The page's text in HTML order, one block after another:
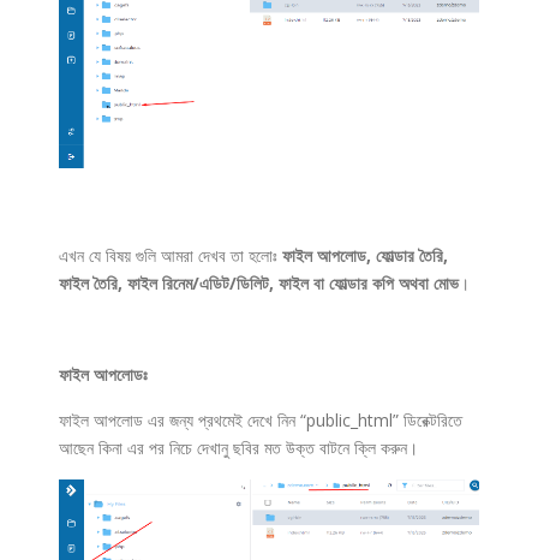
এখন যে বিষয় গুলি আমরা দেখব তা হলোঃ ফাইল আপলোড, ফোল্ডার তৈরি,
ফাইল তৈরি, ফাইল রিনেম/এডিট/ডিলিট, ফাইল বা ফোল্ডার কপি অথবা মোভ।
ফাইল আপলোডঃ
ফাইল আপলোড এর জন্য প্রথমেই দেখে নিন “public_html” ডিরেক্টরিতে
আছেন কিনা এর পর নিচে দেখানু ছবির মত উক্ত বাটনে ক্লি করুন।